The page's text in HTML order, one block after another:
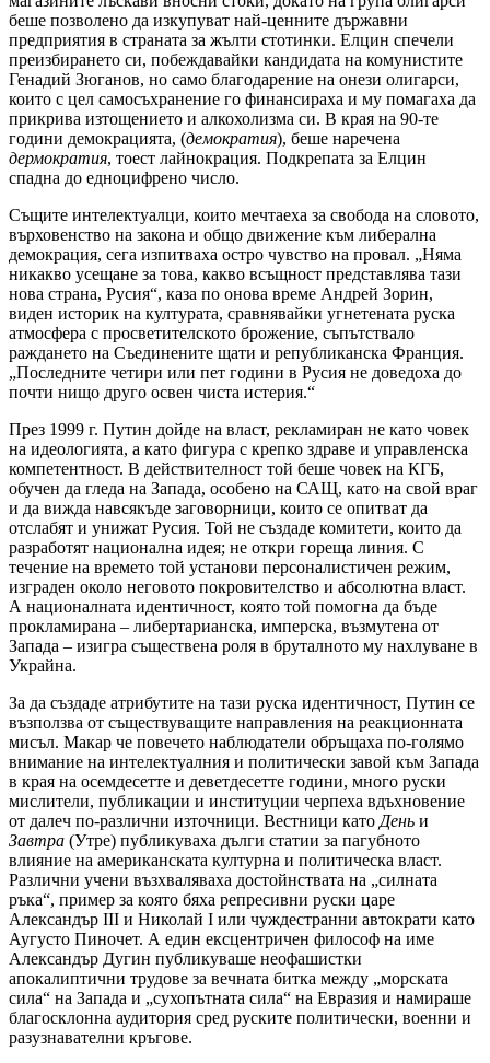
беше позволено да изкупуват най-ценните държавни
предприятия в страната за жълти стотинки. Елцин спечели
преизбирането си, побеждавайки кандидата на комунистите
Генадий Зюганов, но само благодарение на онези олигарси,
които с цел самосъхранение го финансираха и му помагаха да
прикрива изтощението и алкохолизма си. В края на 90-те
години демокрацията, (демократия), беше наречена
дермократия, тоест лайнокрация. Подкрепата за Елцин
спадна до едноцифрено число.
Същите интелектуалци, които мечтаеха за свобода на словото,
върховенство на закона и общо движение към либерална
демокрация, сега изпитваха остро чувство на провал. „Няма
никакво усещане за това, какво всъщност представлява тази
нова страна, Русия“, каза по онова време Андрей Зорин,
виден историк на културата, сравнявайки угнетената руска
атмосфера с просветителското брожение, съпътствало
раждането на Съединените щати и републиканска Франция.
„Последните четири или пет години в Русия не доведоха до
почти нищо друго освен чиста истерия.“
През 1999 г. Путин дойде на власт, рекламиран не като човек
на идеологията, а като фигура с крепко здраве и управленска
компетентност. В действителност той беше човек на КГБ,
обучен да гледа на Запада, особено на САЩ, като на свой враг
и да вижда навсякъде заговорници, които се опитват да
отслабят и унижат Русия. Той не създаде комитети, които да
разработят национална идея; не откри гореща линия. С
течение на времето той установи персоналистичен режим,
изграден около неговото покровителство и абсолютна власт.
А националната идентичност, която той помогна да бъде
прокламирана – либертарианска, имперска, възмутена от
Запада – изигра съществена роля в бруталното му нахлуване в
Украйна.
За да създаде атрибутите на тази руска идентичност, Путин се
възползва от съществуващите направления на реакционната
мисъл. Макар че повечето наблюдатели обръщаха по-голямо
внимание на интелектуалния и политически завой към Запада
в края на осемдесетте и деветдесетте години, много руски
мислители, публикации и институции черпеха вдъхновение
от далеч по-различни източници. Вестници като День и
Завтра (Утре) публикуваха дълги статии за пагубното
влияние на американската културна и политическа власт.
Различни учени възхваляваха достойнствата на „силната
ръка“, пример за която бяха репресивни руски царе
Александър III и Николай I или чуждестранни автократи като
Аугусто Пиночет. А един ексцентричен философ на име
Александър Дугин публикуваше неофашистки
апокалиптични трудове за вечната битка между „морската
сила“ на Запада и „сухопътната сила“ на Евразия и намираше
благосклонна аудитория сред руските политически, военни и
разузнавателни кръгове.